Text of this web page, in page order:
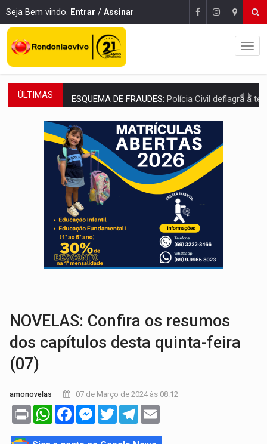
Seja Bem vindo. Entrar / Assinar
ÚLTIMAS ESQUEMA DE FRAUDES: Polícia Civil deflagra a terceira fase da
ASSESSOR FLAGRADO:Empresa e ONG que recebeu R$ 12 mi em emendas
INFLUENCIARIA ELEIÇÕES:Justiça Eleitoral manda tirar vídeo com suposta
CONEXÃO RONDONIAOVIVO:Marcio Barreto, pres. da ABAV-RO, alerta sobre golpes
DA RECICLAGEM AO SUCESSO:
'RIO OMERÊ': MPF pede condenação do Banco do Brasil por financiar
INFRAESTRUTURA: Vilhena realiza audiência pública sobre
SEM SISTEMA: Falha afeta atendimentos na Policlínica
NOVELAS: Confira os resumos
dos capítulos desta quinta-feira
(07)
amonovelas 07 de Março de 2024 às 08:12
Print WhatsAppFacebookMessenger
TwitterTelegram